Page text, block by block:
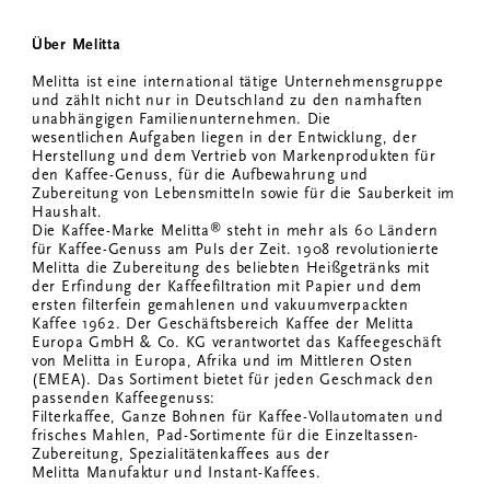
Über Melitta
Melitta ist eine international tätige Unternehmensgruppe
und zählt nicht nur in Deutschland zu den namhaften
unabhängigen Familienunternehmen. Die
wesentlichen Aufgaben liegen in der Entwicklung, der
Herstellung und dem Vertrieb von Markenprodukten für
den Kaffee-Genuss, für die Aufbewahrung und
Zubereitung von Lebensmitteln sowie für die Sauberkeit im
Haushalt.
Die Kaffee-Marke Melitta® steht in mehr als 60 Ländern
für Kaffee-Genuss am Puls der Zeit. 1908 revolutionierte
Melitta die Zubereitung des beliebten Heißgetränks mit
der Erfindung der Kaffeefiltration mit Papier und dem
ersten filterfein gemahlenen und vakuumverpackten
Kaffee 1962. Der Geschäftsbereich Kaffee der Melitta
Europa GmbH & Co. KG verantwortet das Kaffeegeschäft
von Melitta in Europa, Afrika und im Mittleren Osten
(EMEA). Das Sortiment bietet für jeden Geschmack den
passenden Kaffeegenuss:
Filterkaffee, Ganze Bohnen für Kaffee-Vollautomaten und
frisches Mahlen, Pad-Sortimente für die Einzeltassen-
Zubereitung, Spezialitätenkaffees aus der
Melitta Manufaktur und Instant-Kaffees.